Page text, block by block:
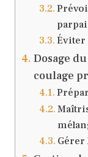
Éviter
Dosage
coulage
Gérer